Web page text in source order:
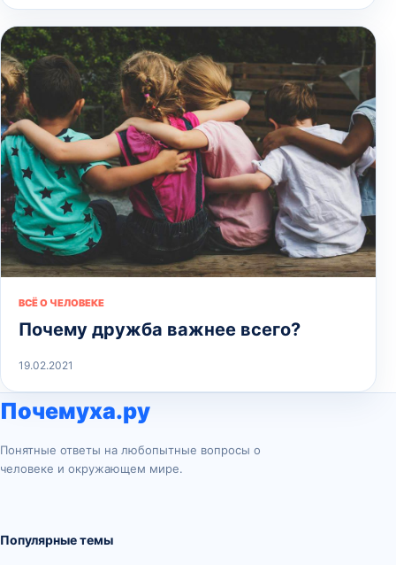
ВСЁ О ЧЕЛОВЕКЕ
Почему дружба важнее всего?
19.02.2021
Почемуха.ру
Понятные ответы на любопытные вопросы о
человеке и окружающем мире.
Популярные темы